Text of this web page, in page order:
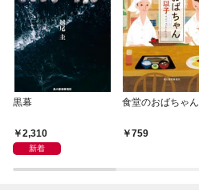
黒幕
2,310
新着
食堂のおばちゃん
759